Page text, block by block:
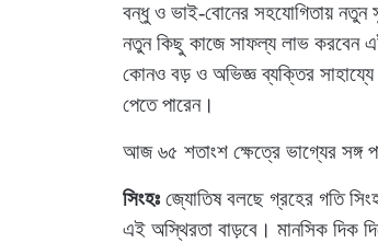
বন্ধু ও ভাই-বোনের সহযোগিতায় নতুন
নতুন কিছু কাজে সাফল্য লাভ করবেন
কোনও বড় ও অভিজ্ঞ ব্যক্তির সাহায্যে
পেতে পারেন।
আজ ৬৫ শতাংশ ক্ষেত্রে ভাগ্যের সঙ্গ
সিংহঃ জ্যোতিষ বলছে গ্রহের গতি
এই অস্থিরতা বাড়বে। মানসিক দিক